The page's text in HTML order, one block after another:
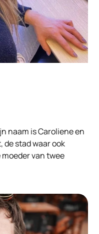
naam is Caroliene en
de stad waar ook
van twee